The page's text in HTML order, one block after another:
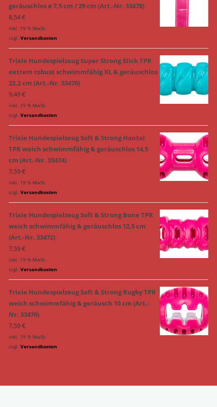
geräuschlos ø 7,5 cm / 29 cm (Art.-Nr. 33478)
8,54€
inkl. 19 % MwSt.
zzgl. Versandkosten
Trixie Hundespielzeug Super Strong Stick TPR
extrem robust schwimmfähig XL & geräuschlos
22,2 cm (Art.-Nr. 33470)
9,49€
inkl. 19 % MwSt.
zzgl. Versandkosten
Trixie Hundespielzeug Soft & Strong Hantel
TPR weich schwimmfähig & geräuschlos 14,5
cm (Art.-Nr. 33474)
7,59€
inkl. 19 % MwSt.
zzgl. Versandkosten
Trixie Hundespielzeug Soft & Strong Bone TPR
weich schwimmfähig & geräuschlos 12,5 cm
(Art.-Nr. 33472)
7,59€
inkl. 19 % MwSt.
zzgl. Versandkosten
Trixie Hundespielzeug Soft & Strong Rugby TPR
weich schwimmfähig & geräusch 10 cm (Art.-
Nr. 33476)
7,59€
inkl. 19 % MwSt.
zzgl. Versandkosten